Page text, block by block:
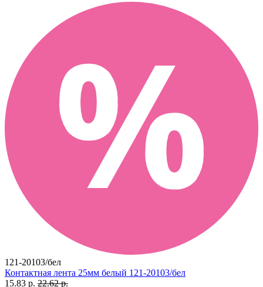
121-20103/бел
Контактная лента 25мм белый 121-20103/бел
15.83 р. 22.62 р.